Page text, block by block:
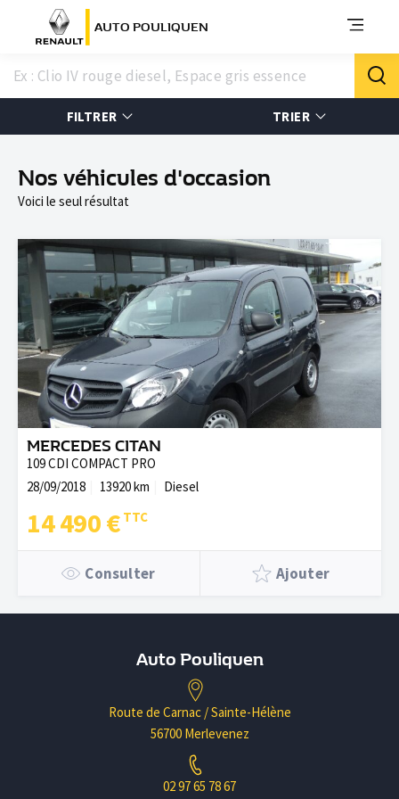
AUTO POULIQUEN
FILTRER TRIER
Nos véhicules d'occasion
Voici le seul résultat
MERCEDES CITAN
109 CDI COMPACT PRO
28/09/2018
13920 km Diesel
14 490 €
Consulter Ajouter
Auto Pouliquen
Route de Carnac / Sainte-Hélène
56700 Merlevenez
02 97 65 78 67